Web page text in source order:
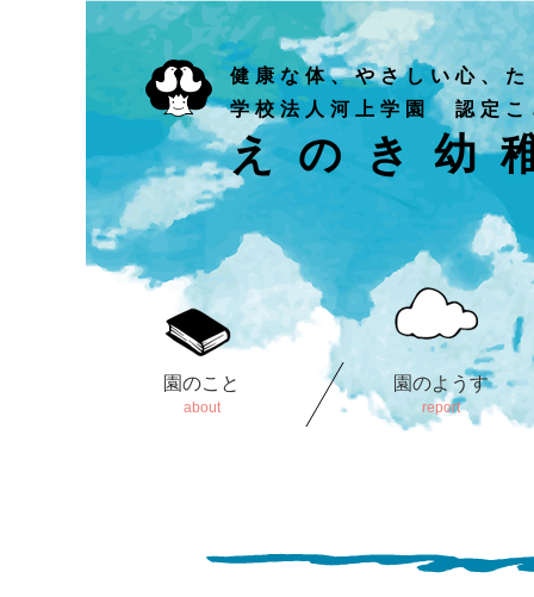
健康な体、やさしい心、
学校法人河上学園 認定こ
えのき幼
園のこと 園のようす